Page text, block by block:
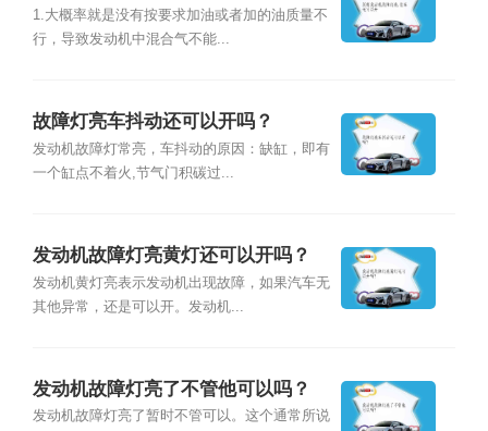
1.大概率就是没有按要求加油或者加的油质量不
行，导致发动机中混合气不能...
故障灯亮车抖动还可以开吗？
发动机故障灯常亮，车抖动的原因：缺缸，即有
一个缸点不着火,节气门积碳过...
发动机故障灯亮黄灯还可以开吗？
发动机黄灯亮表示发动机出现故障，如果汽车无
其他异常，还是可以开。发动机...
发动机故障灯亮了不管他可以吗？
发动机故障灯亮了暂时不管可以。这个通常所说